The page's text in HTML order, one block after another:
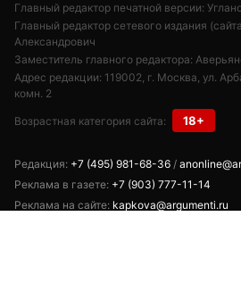
Главный редактор печатной версии:
Главный редактор сетевого издания
Александрович
Заместитель главного редактора:
Адрес редакции: 119002, г. Москва, ул.
комн. 2
Возрастная категория сайта: 18+
Редакция: +7 (495) 981-68-36 /
Реклама в газете: +7 (903) 777-11-14
Реклама на сайте: kapkova@argumenti.ru